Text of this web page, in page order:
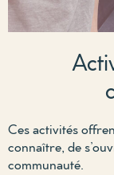
Ces activités
connaître, de
communauté.